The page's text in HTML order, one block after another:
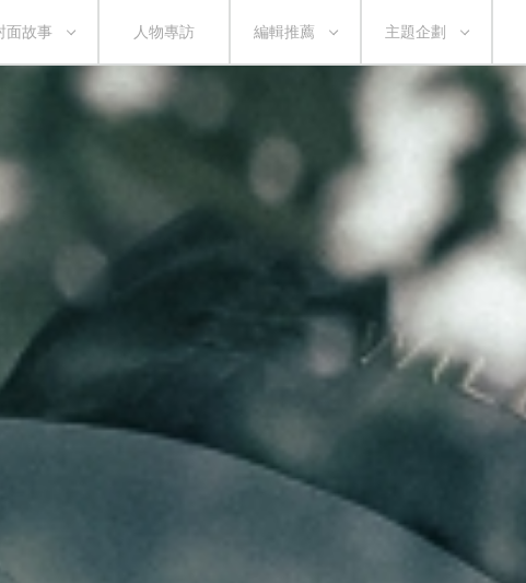
面故事 人物專訪 編輯推薦 主題企劃